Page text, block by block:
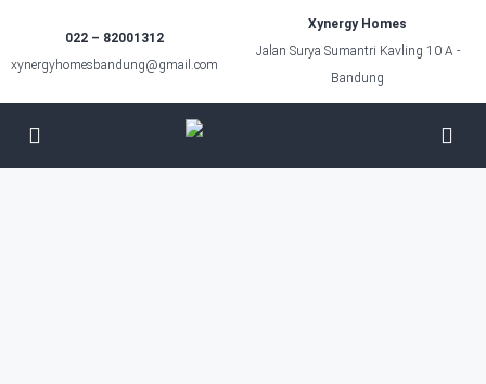
022 – 82001312
xynergyhomesbandung@gmail.com
Xynergy Homes
Jalan Surya Sumantri Kavling 10 A -
Bandung